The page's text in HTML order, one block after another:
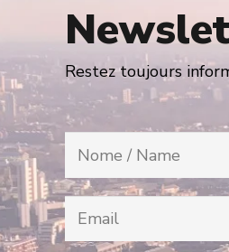
Restez toujours